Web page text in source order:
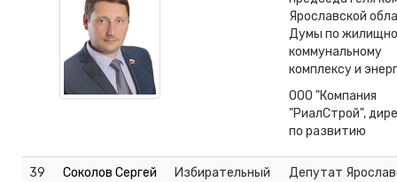
Ярославской
Думы по
коммунальному
комплексу и
ООО "Компания
"РиалСтрой",
по развитию
39
Соколов Сергей
Избирательный
Депутат